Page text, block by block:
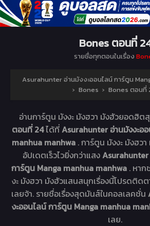
Bones ตอนที่
รายชื่อทุกตอนในเรื่อง
Asurahunter อ่านมังงะออนไลน์ การ์ตูน
› Bones › Bones ตอนที่
อ่านการ์ตูน มังงะ มังฮวา มังฮัวยอดฮิต
ตอนที่ 24ได้ที่Asurahunter อ่านมังงะอ
manhua manhwa . การ์ตูน มังงะ มังฮว
อัปเดตเร็วไวยิ่งกว่าแสงAsurahunter
การ์ตูน Manga manhua manhwa . หา
งะ มังฮวา มังฮัวแสนสนุกเรื่องนี้โปรดติด
เลยจ้า. รายชื่อเรื่องสุดมันส์ในคอลเลคชั่น
งะออนไลน์ การ์ตูน Manga manhua
เลย.